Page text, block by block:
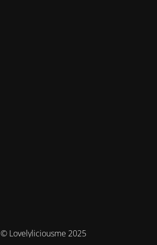
© Lovelyliciousme 2025